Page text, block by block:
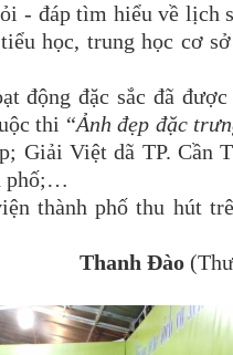
- đáp tìm hiểu về lịch
học, trung học cơ
động đặc sắc đã
thi “Ảnh đẹp đặc
Giải Việt dã TP. Cần
phố;…
thành phố thu hút
Thanh Đào